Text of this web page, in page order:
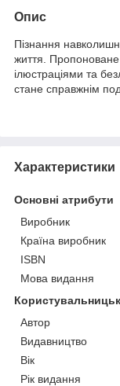
Опис
Пізнання
життя.
ілюстраціями та
стане справжнім
Характеристики
Основні атрибути
Виробник
Країна виробник
ISBN
Мова видання
Автор
Видавництво
Вік
Рік видання